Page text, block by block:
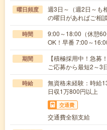
曜日頻度
週3日～（週2日～も
の曜日があればご相
時間
9:00～18:00（休憩
OK！早番 7:00～
期間
【積極採用中！急募
ご応募から最短2～3
時給
無資格未経験：時
日収1万800円以上
交通費
交通費全額支給